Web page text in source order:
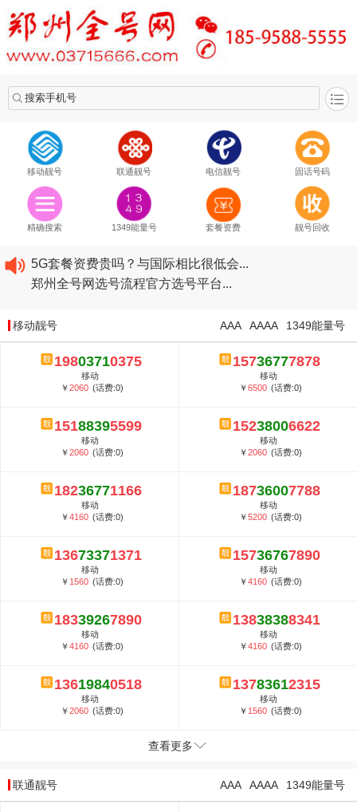
搜索手机号
移动靓号 联通靓号 电信靓号 固话号码
精确搜索 1349能量号 套餐资费 靓号回收
2020​移动最新套餐资费...
2020​联通最新套餐资费...
5G套餐资费贵吗？与国际相比很低会...
郑州全号网选号流程官方选号平台...
2020​联通最新套餐资费...
2020​电信最新套餐资费...
5G套餐资费贵吗？与国际相比很低会...
郑州全号网选号流程官方选号平台...
移动靓号 1349能量号
AAAA
AAA
19803710375
移动
￥2060 (话费:0)
15736777878
移动
￥6500 (话费:0)
15188395599
移动
￥2060 (话费:0)
15238006622
移动
￥2060 (话费:0)
18236771166
移动
￥4160 (话费:0)
18736007788
移动
￥5200 (话费:0)
13673371371
移动
￥ 1560 (话费:0)
15736767890
移动
￥4160 (话费:0)
18339267890
移动
￥4160 (话费:0)
13838388341
移动
￥4160 (话费:0)
13619840518
移动
￥2060 (话费:0)
13783612315
移动
￥ 1560 (话费:0)
查看更多
联通靓号 1349能量号
AAAA
AAA